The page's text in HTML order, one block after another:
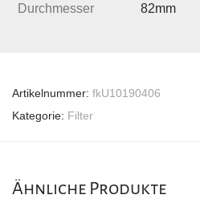
Durchmesser 82mm
Artikelnummer: fkU10190406
Kategorie: Filter
Ähnliche Produkte